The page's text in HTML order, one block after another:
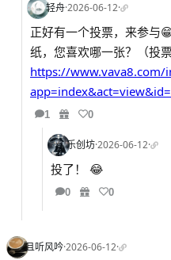
轻舟·2026-06-12·
正好有一个投票，来参与
纸，您喜欢哪一张？（投票
https://www.vava8.com/
1 0
乐创坊·2026-06-12·
投了！ 😂
0 0
且听风吟·2026-06-12·